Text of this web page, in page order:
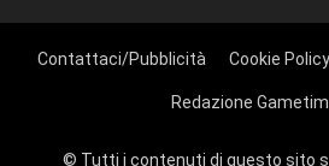
Contattaci/Pubblicità Cookie Policy
Redazione
© Tutti i contenuti di questo sito